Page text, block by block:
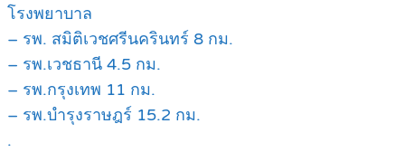
โรงพยาบาล
– รพ. สมิติเวชศรีนครินทร์ 8 กม.
– รพ.เวชธานี 4.5 กม.
– รพ.กรุงเทพ 11 กม.
– รพ.บำรุงราษฎร์ 15.2 กม.
.